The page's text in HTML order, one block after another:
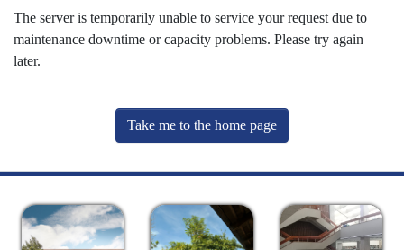
The server is temporarily unable to service your request due to
maintenance downtime or capacity problems. Please try again
later.
Take me to the home page